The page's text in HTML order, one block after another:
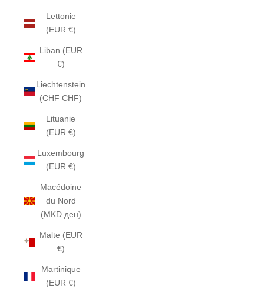
Lettonie
(EUR €)
Liban (EUR
€)
Liechtenstein
(CHF CHF)
Lituanie
(EUR €)
Luxembourg
(EUR €)
Macédoine
du Nord
(MKD ден)
Malte (EUR
€)
Martinique
(EUR €)